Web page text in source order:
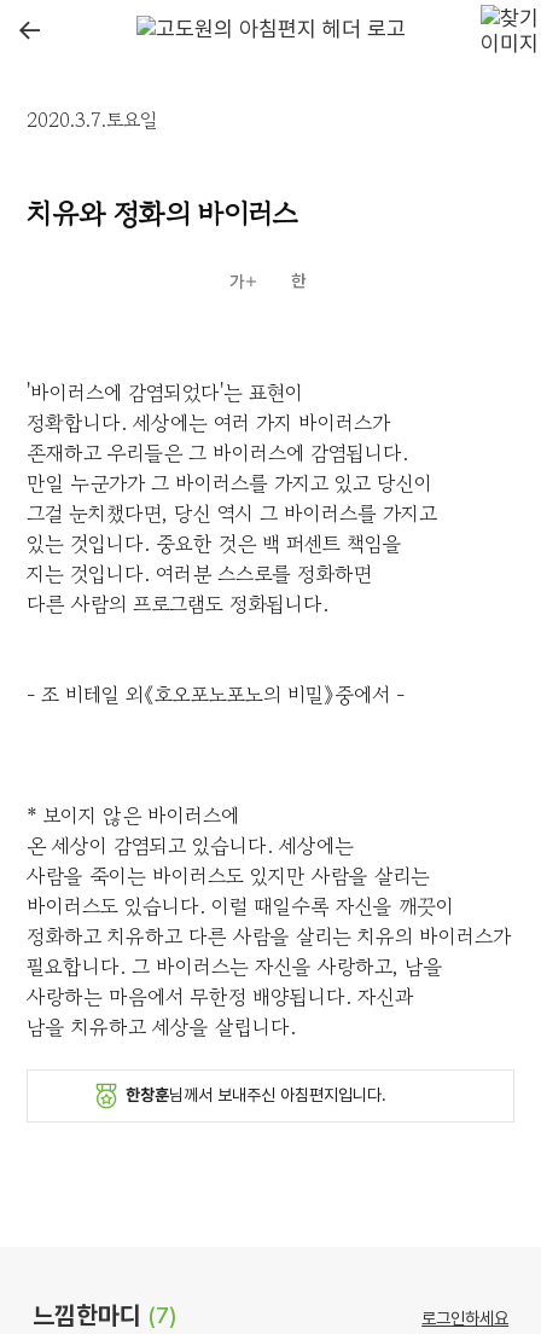
←
2020.3.7.토요일
치유와 정화의 바이러스
'바이러스에 감염되었다'는 표현이
정확합니다. 세상에는 여러 가지 바이러스가
존재하고 우리들은 그 바이러스에 감염됩니다.
만일 누군가가 그 바이러스를 가지고 있고 당신이
그걸 눈치챘다면, 당신 역시 그 바이러스를 가지고
있는 것입니다. 중요한 것은 백 퍼센트 책임을
지는 것입니다. 여러분 스스로를 정화하면
다른 사람의 프로그램도 정화됩니다.
- 조 비테일 외《호오포노포노의 비밀》중에서 -
* 보이지 않은 바이러스에
온 세상이 감염되고 있습니다. 세상에는
사람을 죽이는 바이러스도 있지만 사람을 살리는
바이러스도 있습니다. 이럴 때일수록 자신을 깨끗이
정화하고 치유하고 다른 사람을 살리는 치유의 바이러스가
필요합니다. 그 바이러스는 자신을 사랑하고, 남을
사랑하는 마음에서 무한정 배양됩니다. 자신과
남을 치유하고 세상을 살립니다.
한창훈님께서 보내주신 아침편지입니다.
느낌한마디 (7) 로그인하세요